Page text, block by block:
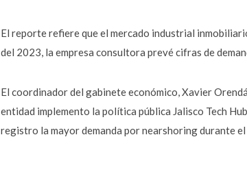
El reporte refiere que el mercado industrial
del 2023, la empresa consultora prevé cifras de
El coordinador del gabinete económico, Xavier
entidad implemento la política pública Jalisco Tech
registro la mayor demanda por nearshoring durante